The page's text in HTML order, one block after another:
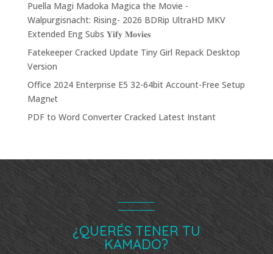
Puella Magi Madoka Magica the Movie -
Walpurgisnacht: Rising- 2026 BDRip UltraHD MKV
Extended Eng Subs 𝐘𝐢𝐟𝐲 𝐌𝐨𝐯𝐢𝐞𝐬
Fatekeeper Cracked Update Tiny Girl Repack Desktop
Version
Office 2024 Enterprise E5 32-64bit Account-Free Setup
Magn𝐞t
PDF to Word Converter Cracked Latest Instant
¿QUERÉS TENER TU
KAMADO?